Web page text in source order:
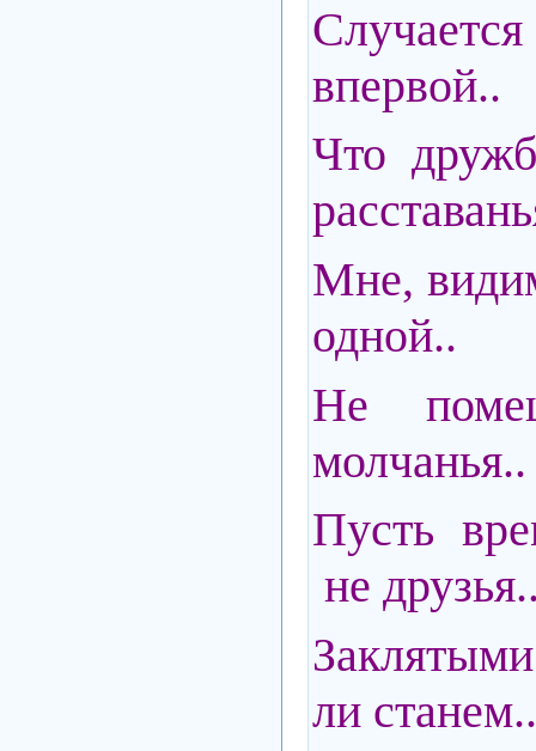
впервой..
Что
Мне,
одной..
Не
молчанья..
Пусть
не
ли станем..